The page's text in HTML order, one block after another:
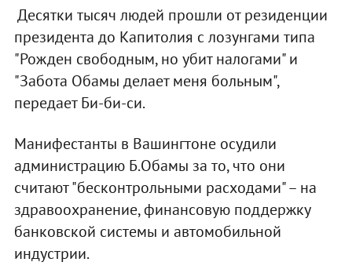
Десятки тысяч людей прошли от резиденции
президента до Капитолия с лозунгами типа
"Рожден свободным, но убит налогами" и
"Забота Обамы делает меня больным",
передает Би-би-си.
Манифестанты в Вашингтоне осудили
администрацию Б.Обамы за то, что они
считают "бесконтрольными расходами" – на
здравоохранение, финансовую поддержку
банковской системы и автомобильной
индустрии.